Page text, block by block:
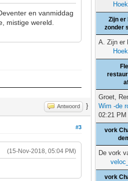
en vanmiddag
mistige wereld.
Antwoord }
#3
(15-Nov-2018, 05:04 PM)
Zijn er
zonder
A. Zijn er
Groet,
Wim -de
02:21 PM
vork
De vork
vork